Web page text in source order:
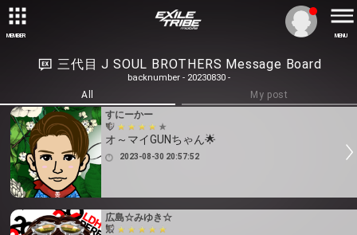
MEMBER MENU
三代目 J SOUL BROTHERS Message Board
backnumber - 20230830 -
All
My post
すにーかー
オ～マイGUNちゃん🌟
2023-08-30 20:57:52
広島☆みゆき☆